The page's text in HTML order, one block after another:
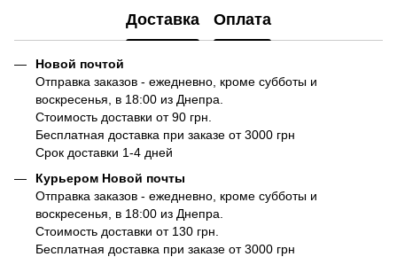
Доставка Оплата
Новой почтой
Отправка заказов - ежедневно, кроме субботы и
воскресенья, в 18:00 из Днепра.
Стоимость доставки от 90 грн.
Бесплатная доставка при заказе от 3000 грн
Срок доставки 1-4 дней
Курьером Новой почты
Отправка заказов - ежедневно, кроме субботы и
воскресенья, в 18:00 из Днепра.
Стоимость доставки от 130 грн.
Бесплатная доставка при заказе от 3000 грн